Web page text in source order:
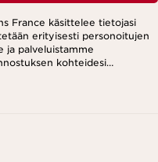
France käsittelee tietojasi
erityisesti personoitujen
ja palveluistamme
kohteidesi
sosiaalisessa mediassa ja
olevaa peruutuslinkkiä.
löydät